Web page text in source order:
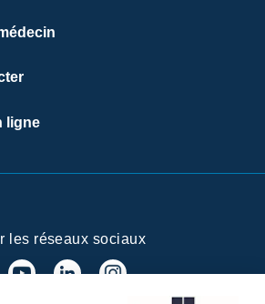
ligne
les réseaux sociaux